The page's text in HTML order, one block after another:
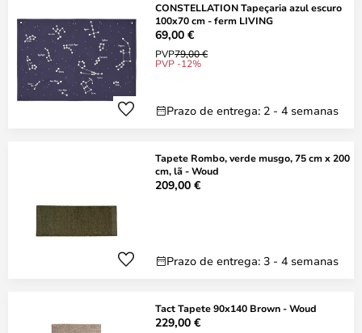
CONSTELLATION Tapeçaria azul escuro
100x70 cm - ferm LIVING
69,00 €
PVP79,00 €
PVP -12%
Prazo de entrega: 2 - 4 semanas
Tapete Rombo, verde musgo, 75 cm x 200
cm, lã - Woud
209,00 €
Prazo de entrega: 3 - 4 semanas
Tact Tapete 90x140 Brown - Woud
229,00 €